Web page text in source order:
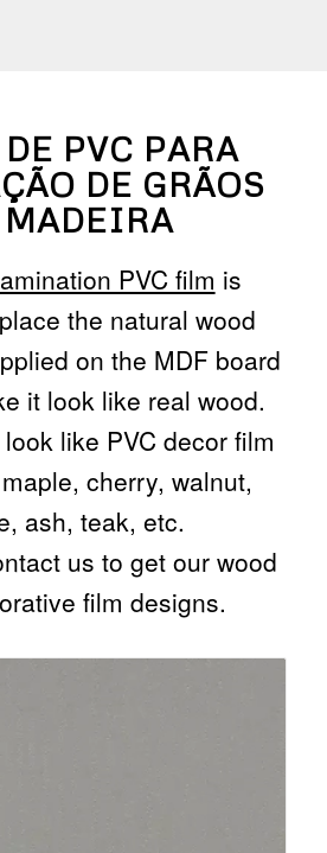
PVC PARA
DE GRÃOS
MADEIRA
PVC film is
the natural wood
on the MDF board
it look like real wood.
like PVC decor film
cherry, walnut,
ash, teak, etc.
us to get our wood
film designs.